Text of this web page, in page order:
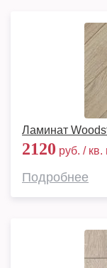
Ламинат
2120 руб. / кв.
Подробнее